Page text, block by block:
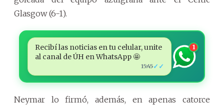
Glasgow (6-1).
Recibí las noticias en tu celular, unite
al canal de ÚH en WhatsApp 🤩
15:45✓✓
1
Neymar lo firmó, además, en apenas catorce